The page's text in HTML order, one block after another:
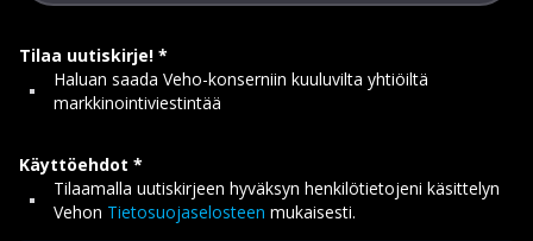
Tilaa uutiskirje!
Haluan saada Veho-konserniin kuuluvilta yhtiöiltä
markkinointiviestintää
Käyttöehdot
Tilaamalla uutiskirjeen hyväksyn henkilötietojeni käsittelyn
Vehon Tietosuojaselosteen mukaisesti.